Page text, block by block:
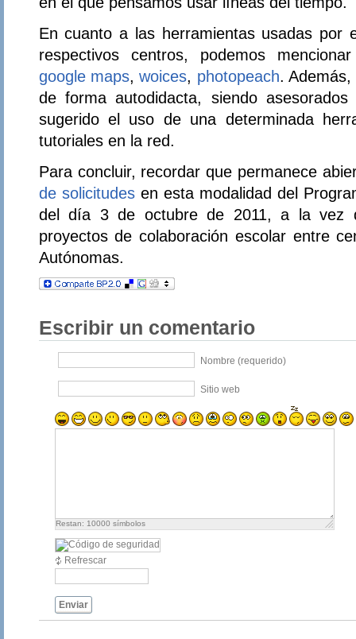
En cuanto a las herramientas usadas por
respectivos centros, podemos
google maps,woices, photopeach.
de forma autodidacta, siendo
sugerido el uso de una determinada
tutoriales en la red.
Para concluir, recordar que permanece
de solicitudesen esta modalidad del
del día 3 de octubre de 2011, a la vez
proyectos de colaboración escolar entre
Autónomas.
Escribir un comentario
Nombre (requerido)
Sitio web
Restan: 10000 símbolos
Refrescar
Enviar